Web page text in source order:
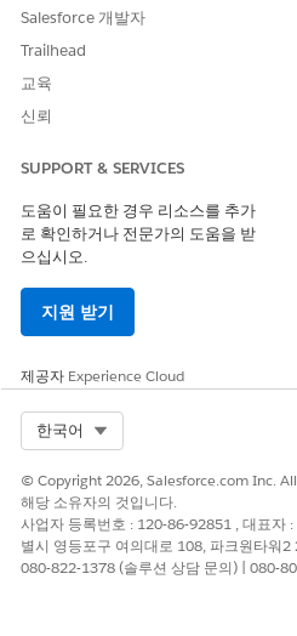
예
니다.
James: 4층 섹션의 에어컨이
수 있습니까?
AI 에이전트: 온도 조정에 도움
전에 확인하려면 북쪽, 남쪽, 동
James: 우리는 엘리베이터 벤
AI 에이전트: 4층 동쪽 날개의
청 REQ-002847을 만들었습니
에 HVAC 영역 컨트롤을 확인
를 조정합니다. 한 시간 이내에
다.
Salesforce 개발자
Trailhead
교육
신뢰
SUPPORT & SERVICES
도움이 필요한 경우 리소스를 추가
로 확인하거나 전문가의 도움을 받
으십시오.
지원 받기
제공자 Experience Cloud
한국어
© Copyright 2026, Salesforce.com Inc.
해당 소유자의 것입니다.
사업자 등록번호 : 120-86-92851 , 대표자
별시 영등포구 여의대로 108, 파크원타워
080-822-1378 (솔루션 상담 문의) | 080-